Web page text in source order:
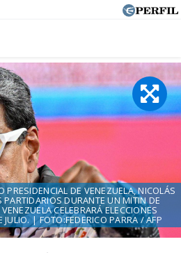
PRESIDENCIAL DE VENEZUELA, NICOLÁS
DURANTE UN MITIN DE
CELEBRARÁ ELECCIONES
JULIO. | FOTO:FEDERICO PARRA / AFP